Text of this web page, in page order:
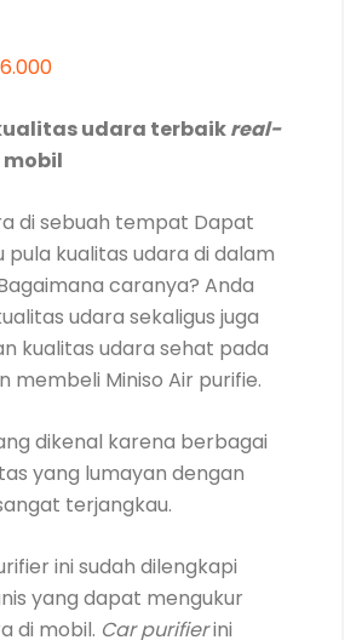
caranya? Anda
kualitas udara sehat pada
dikenal karena berbagai
terjangkau.
ini sudah dilengkapi
yang dapat mengukur
di mobil. Car purifierini
teknologi HEPA filter yang
bau Bukan sedap.
ini juga dilengkapi dengan
perangkat Kalau penutup